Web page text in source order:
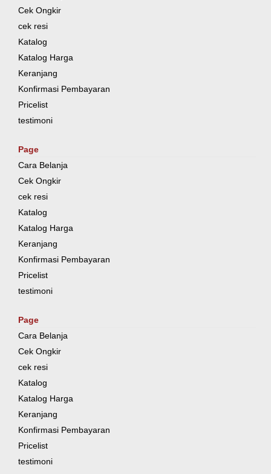
Cek Ongkir
cek resi
Katalog
Katalog Harga
Keranjang
Konfirmasi Pembayaran
Pricelist
testimoni
Page
Cara Belanja
Cek Ongkir
cek resi
Katalog
Katalog Harga
Keranjang
Konfirmasi Pembayaran
Pricelist
testimoni
Page
Cara Belanja
Cek Ongkir
cek resi
Katalog
Katalog Harga
Keranjang
Konfirmasi Pembayaran
Pricelist
testimoni